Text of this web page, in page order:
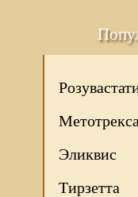
Эликвис
Тирзетта